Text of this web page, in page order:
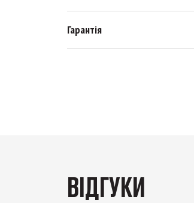
Гарантія
ВІДГУКИ